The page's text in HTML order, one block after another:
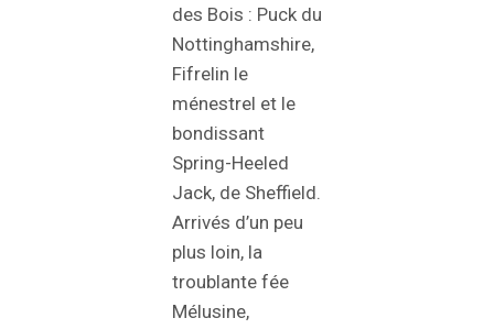
des Bois : Puck du
Nottinghamshire,
Fifrelin le
ménestrel et le
bondissant
Spring-Heeled
Jack, de Sheffield.
Arrivés d’un peu
plus loin, la
troublante fée
Mélusine,